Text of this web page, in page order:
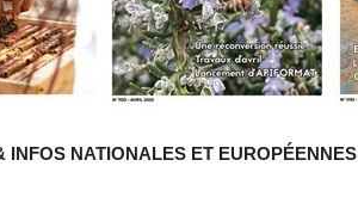
INFOS NATIONALES ET EUROPÉENNES